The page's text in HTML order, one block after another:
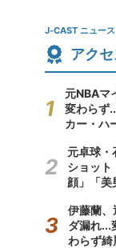
J-CAST ニュース
アク
元NBAマ
変わらず
カー・ハ
元卓球・
ショッ
顔」「美
伊藤蘭、
ダ漏れ
わらず綺